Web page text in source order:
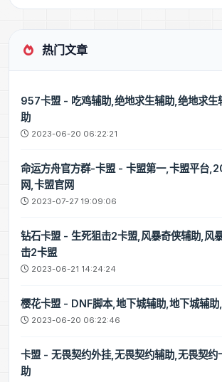
热门文章
957卡盟 - 吃鸡辅助,绝地求生辅助,绝地求生
助
2023-06-20 06:22:21
命运方舟官方群-卡盟 - 卡盟第一,卡盟平台
网,卡盟官网
2023-07-27 19:09:06
钻石卡盟 - 生死狙击2卡盟,风暴奇侠辅助,风
击2卡盟
2023-06-21 14:24:24
樱花卡盟 - DNF脚本,地下城辅助,地下城辅
2023-06-20 06:22:46
卡盟 - 无畏契约外挂,无畏契约辅助,无畏契约
助